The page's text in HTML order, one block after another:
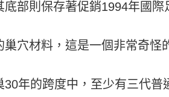
部則保存著促銷1994年國際
巢穴材料，這是一個非常奇怪
年的跨度中，至少有三代普